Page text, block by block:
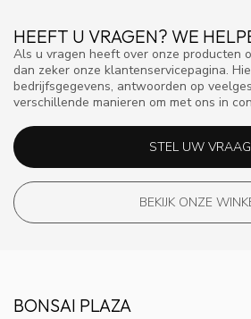
HEEFT U VRAGEN? WE
Als u vragen heeft over onze producten
dan zeker onze klantenservicepagina.
bedrijfsgegevens, antwoorden op
verschillende manieren om met ons in
STEL UW VRAAG
BEKIJK ONZE
BONSAI PLAZA